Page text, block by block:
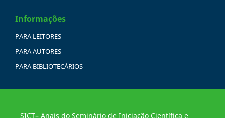
Informações
PARA LEITORES
PARA AUTORES
PARA BIBLIOTECÁRIOS
SICT– Anais do Seminário de Iniciação Científica e